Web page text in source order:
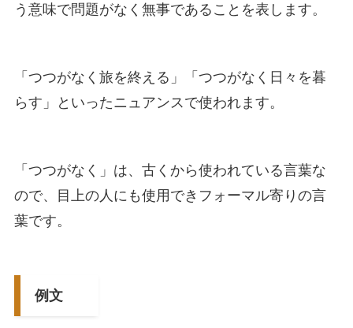
う意味で問題がなく無事であることを表します。
「つつがなく旅を終える」「つつがなく日々を暮
らす」といったニュアンスで使われます。
「つつがなく」は、古くから使われている言葉な
ので、目上の人にも使用できフォーマル寄りの言
葉です。
例文